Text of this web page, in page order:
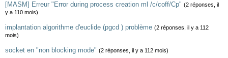
[MASM] Erreur "Error during process creation ml /c/coff/Cp" (2 réponses, il
y a 110 mois)
implantation algorithme d'euclide (pgcd ) problème (2 réponses, il y a 112
mois)
socket en "non blocking mode" (2 réponses, il y a 112 mois)